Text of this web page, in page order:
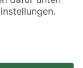
sind unter
beziehen
hier